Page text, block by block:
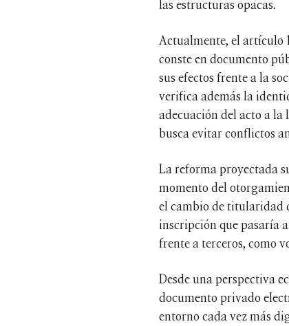
las estructuras opacas.
Actualmente, el artículo
conste en documento
sus efectos frente a la
verifica además la
adecuación del acto a
busca evitar conflictos
La reforma proyectada
momento del
el cambio de titularidad
inscripción que pasaría
frente a terceros, como
Desde una perspectiva
documento privado
entorno cada vez más